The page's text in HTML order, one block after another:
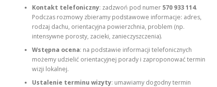
Kontakt telefoniczny: zadzwoń pod numer 570 933 114.
Podczas rozmowy zbieramy podstawowe informacje: adres,
rodzaj dachu, orientacyjna powierzchnia, problem (np.
intensywne porosty, zacieki, zanieczyszczenia).
Wstępna ocena: na podstawie informacji telefonicznych
możemy udzielić orientacyjnej porady i zaproponować termin
wizji lokalnej.
Ustalenie terminu wizyty: umawiamy dogodny termin